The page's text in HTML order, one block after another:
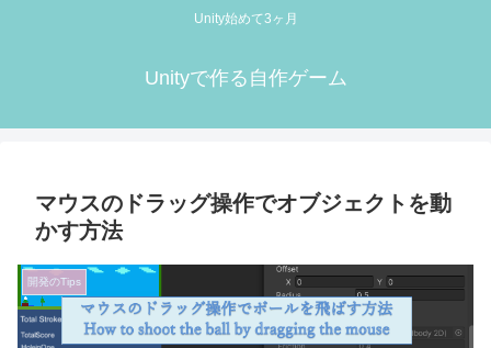
Unity始めて3ヶ月
Unityで作る自作ゲーム
マウスのドラッグ操作でオブジェクトを動
かす方法
開発のTips